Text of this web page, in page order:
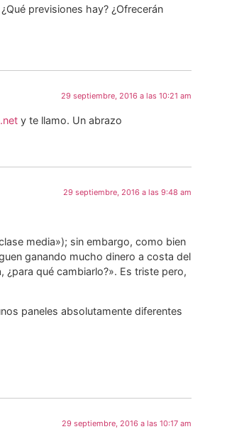
previsiones hay? ¿Ofrecerán
29 septiembre, 2016 a las 10:21 am
y te llamo. Un abrazo
29 septiembre, 2016 a las 9:48 am
media»); sin embargo, como bien
ganando mucho dinero a costa del
qué cambiarlo?». Es triste pero,
paneles absolutamente diferentes
29 septiembre, 2016 a las 10:17 am